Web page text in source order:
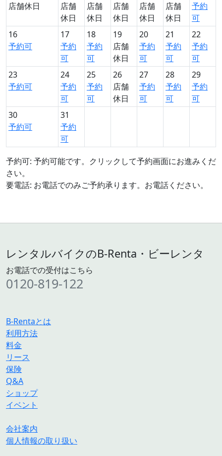
店舗休日
店舗
休日
店舗
休日
店舗
休日
店舗
休日
店舗
休日
予約
可
16
予約可
17
予約
可
18
予約
可
19
店舗
休日
20
予約
可
21
予約
可
22
予約
可
23
予約可
24
予約
可
25
予約
可
26
店舗
休日
27
予約
可
28
予約
可
29
予約
可
30
予約可
31
予約
可
予約可: 予約可能です。クリックして予約画面にお進みくだ
さい。
要電話: お電話でのみご予約承ります。お電話ください。
レンタルバイクのB-Renta・ビーレンタ
お電話での受付はこちら
0120-819-122
B-Rentaとは
利用方法
料金
リース
保険
Q&A
ショップ
イベント
会社案内
個人情報の取り扱い